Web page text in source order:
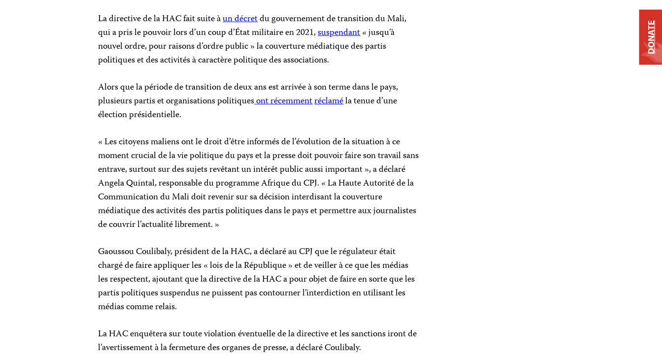
La directive de la HAC fait suite àun décretdu gouvernement de transition du Mali,
qui a pris le pouvoir lors d’un coup d’État militaire en 2021,suspendant« jusqu’à
nouvel ordre, pour raisons d’ordre public » la couverture médiatique des partis
politiques et des activités à caractère politique des associations.
Alors que la période de transition de deux ans est arrivée à son terme dans le pays,
plusieurs partis et organisations politiquesont récemmentréclaméla tenue d’une
élection présidentielle.
« Les citoyens maliens ont le droit d’être informés de l’évolution de la situation à ce
moment crucial de la vie politique du pays et la presse doit pouvoir faire son travail sans
entrave, surtout sur des sujets revêtant un intérêt public aussi important », a déclaré
Angela Quintal, responsable du programme Afrique du CPJ. « La Haute Autorité de la
Communication du Mali doit revenir sur sa décision interdisant la couverture
médiatique des activités des partis politiques dans le pays et permettre aux journalistes
de couvrir l’actualité librement. »
Gaoussou Coulibaly, président de la HAC, a déclaré au CPJ que le régulateur était
chargé de faire appliquer les « lois de la République » et de veiller à ce que les médias
les respectent, ajoutant que la directive de la HAC a pour objet de faire en sorte que les
partis politiques suspendus ne puissent pas contourner l’interdiction en utilisant les
médias comme relais.
La HAC enquêtera sur toute violation éventuelle de la directive et les sanctions iront de
l’avertissement à la fermeture des organes de presse, a déclaré Coulibaly.
DONATE